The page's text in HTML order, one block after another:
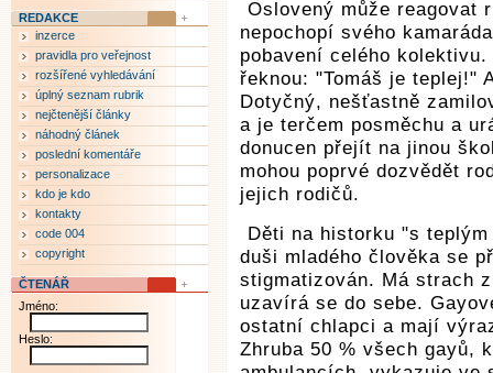
Oslovený může reagovat
nepochopí svého
pobavení celého
řeknou: "Tomáš je teplej!"
Dotyčný, nešťastně
a je terčem posměchu a
donucen přejít na jinou
mohou poprvé dozvědět
jejich rodičů.
Děti na historku "s
duši mladého člověka se
stigmatizován. Má strach
uzavírá se do sebe.
ostatní chlapci a mají
Zhruba 50 % všech gayů,
REDAKCE
inzerce
pravidla pro veřejnost
rozšířené vyhledávání
úplný seznam rubrik
nejčtenější články
náhodný článek
poslední komentáře
personalizace
kdo je kdo
kontakty
code 004
copyright
ČTENÁŘ
Jméno:
Heslo: